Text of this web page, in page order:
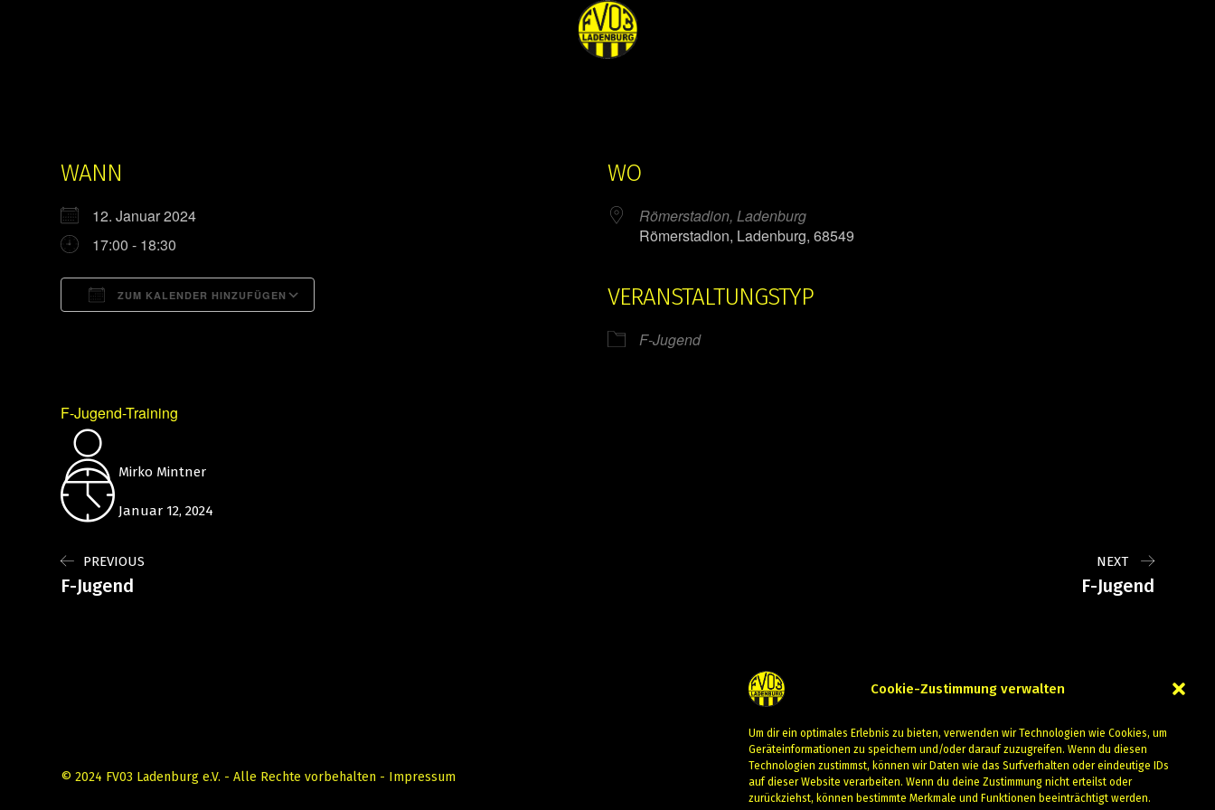
Cookie-Zustimmung verwalten
Um dir ein optimales Erlebnis zu bieten, verwenden wir Technologien wie Cookies, um
Geräteinformationen zu speichern und/oder darauf zuzugreifen. Wenn du diesen
Technologien zustimmst, können wir Daten wie das Surfverhalten oder eindeutige IDs
auf dieser Website verarbeiten. Wenn du deine Zustimmung nicht erteilst oder
zurückziehst, können bestimmte Merkmale und Funktionen beeinträchtigt werden.
WANN
12. Januar 2024
17:00 - 18:30
ZUM KALENDER HINZUFÜGEN
iCalendar
WO
Römerstadion, Ladenburg
Römerstadion, Ladenburg, 68549
VERANSTALTUNGSTYP
F-Jugend
F-Jugend-Training
Mirko Mintner
Januar 12, 2024
PREVIOUS
F-Jugend
NEXT
F-Jugend
© 2024 FV03 Ladenburg e.V. - Alle Rechte vorbehalten - Impressum